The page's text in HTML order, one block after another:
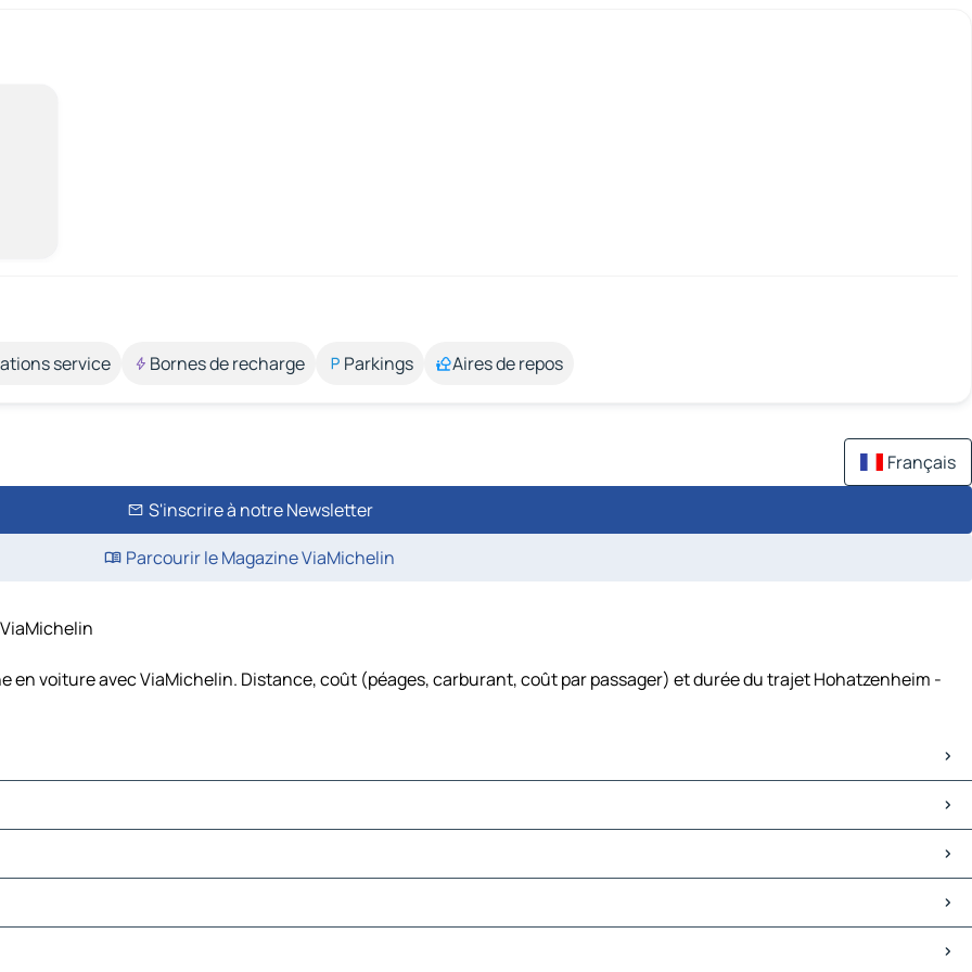
service Bornes de recharge Parkings Aires de repos
Français
S'inscrire à notre Newsletter
Parcourir le Magazine ViaMichelin
voiture avec ViaMichelin. Distance, coût (péages, carburant, coût par passager) et durée du trajet Hohatzenheim -